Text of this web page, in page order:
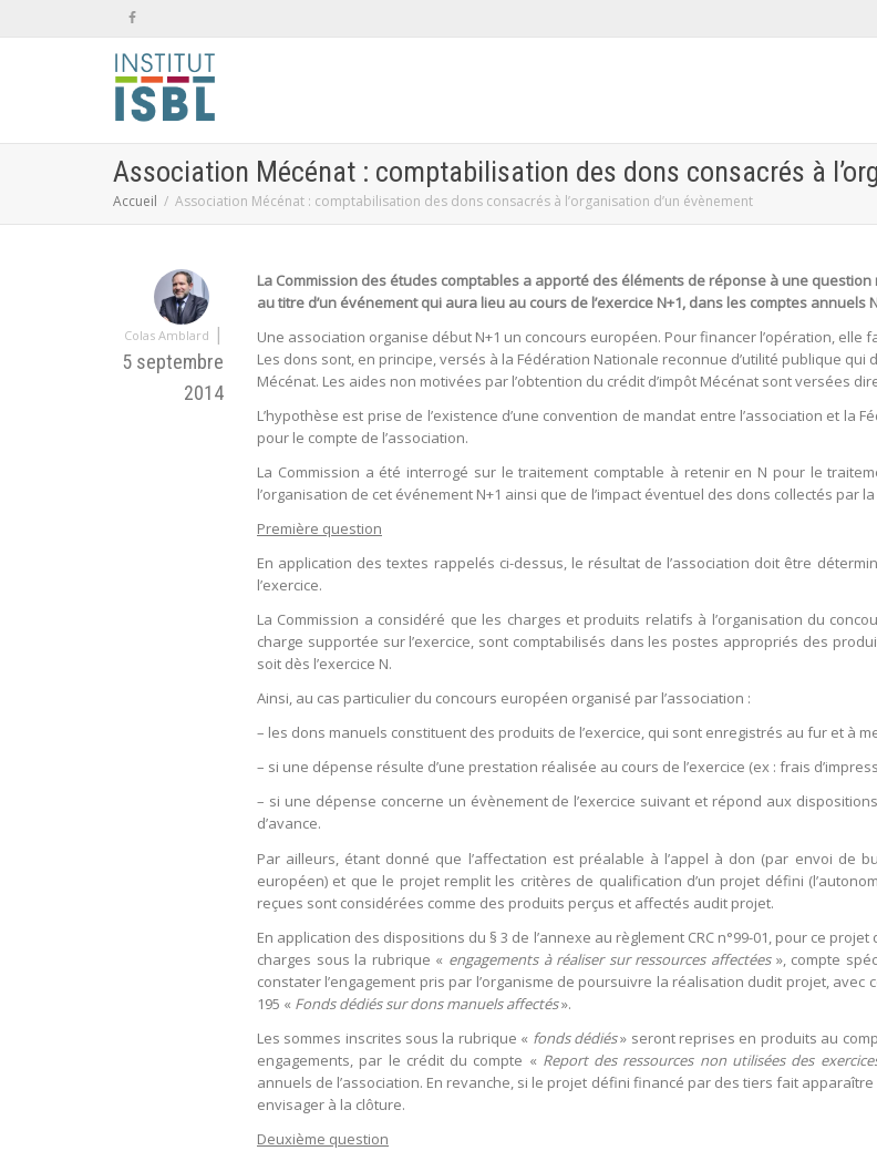
Association Mécénat : comptabilisation des dons consacrés à
Accueil Association Mécénat : comptabilisation des dons consacrés à l’organisation d’un évènement
Colas Amblard |
5 septembre
2014
La Commission des études comptables a apporté des éléments de réponse à une
au titre d’un événement qui aura lieu au cours de l’exercice N+1, dans les comptes annuels
Une association organise début N+1 un concours européen. Pour financer l’opération, elle
Les dons sont, en principe, versés à la Fédération Nationale reconnue d’utilité publique
Mécénat. Les aides non motivées par l’obtention du crédit d’impôt Mécénat sont versées
L’hypothèse est prise de l’existence d’une convention de mandat entre l’association et
pour le compte de l’association.
La Commission a été interrogé sur le traitement comptable à retenir en N pour le
l’organisation de cet événement N+1 ainsi que de l’impact éventuel des dons collectés par
Première question
En application des textes rappelés ci-dessus, le résultat de l’association doit être
l’exercice.
La Commission a considéré que les charges et produits relatifs à l’organisation du
charge supportée sur l’exercice, sont comptabilisés dans les postes appropriés des
soit dès l’exercice N.
Ainsi, au cas particulier du concours européen organisé par l’association :
– les dons manuels constituent des produits de l’exercice, qui sont enregistrés au fur et à
– si une dépense résulte d’une prestation réalisée au cours de l’exercice (ex : frais
– si une dépense concerne un évènement de l’exercice suivant et répond aux
d’avance.
Par ailleurs, étant donné que l’affectation est préalable à l’appel à don (par envoi de
européen) et que le projet remplit les critères de qualification d’un projet défini
reçues sont considérées comme des produits perçus et affectés audit projet.
En application des dispositions du § 3 de l’annexe au règlement CRC n°99-01, pour ce
charges sous la rubrique « engagements à réaliser sur ressources affectées », compte
constater l’engagement pris par l’organisme de poursuivre la réalisation dudit projet,
195 « Fonds dédiés sur dons manuels affectés».
Les sommes inscrites sous la rubrique « fonds dédiés» seront reprises en produits au
engagements, par le crédit du compte « Report des ressources non utilisées des
annuels de l’association. En revanche, si le projet défini financé par des tiers fait
envisager à la clôture.
Deuxième question